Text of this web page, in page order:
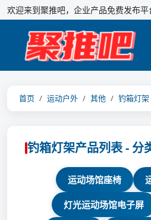
欢迎来到聚推吧，企业产品免费发布平
首页 运动户外 其他 钓箱灯架
钓箱灯架产品列表 - 分
运动场馆座椅
灯光运动场馆电子屏